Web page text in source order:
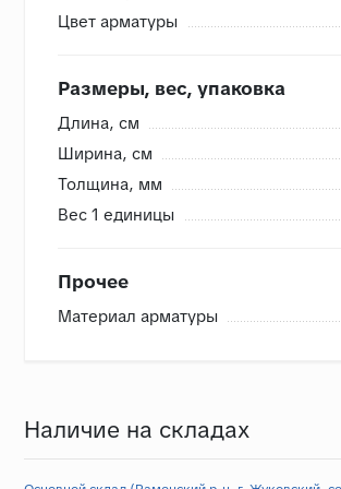
Цвет арматуры
Размеры, вес, упаковка
Длина, cм
Ширина, cм
Толщина, мм
Вес 1 единицы
Прочее
Материал арматуры
- Сверяем номера партий, чтобы
- Проверяем на бой перед
- Привозим с запасом складские
- Храним на закрытом складе,
Наличие на складах